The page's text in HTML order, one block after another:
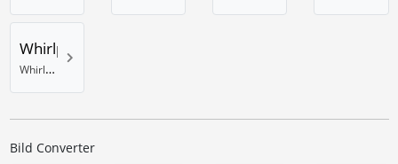
Whirlpool
Whirlpool online Hash Generator
Bild Converter